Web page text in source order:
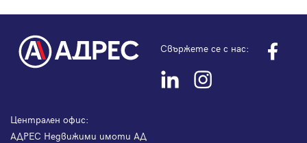
Свържете се с нас:
Централен офис:
АДРЕС Недвижими имоти АД